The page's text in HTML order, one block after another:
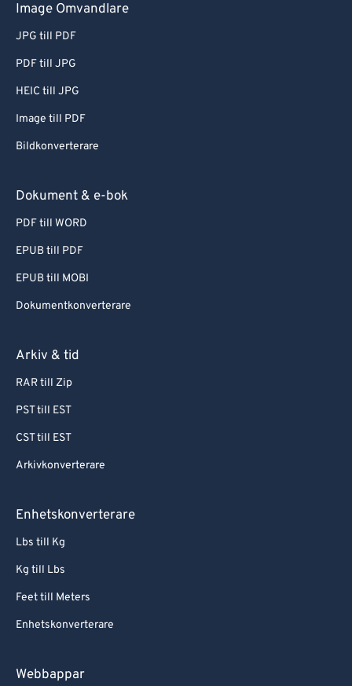
Image Omvandlare
JPG till PDF
PDF till JPG
HEIC till JPG
Image till PDF
Bildkonverterare
Dokument & e-bok
PDF till WORD
EPUB till PDF
EPUB till MOBI
Dokumentkonverterare
Arkiv & tid
RAR till Zip
PST till EST
CST till EST
Arkivkonverterare
Enhetskonverterare
Lbs till Kg
Kg till Lbs
Feet till Meters
Enhetskonverterare
Webbappar